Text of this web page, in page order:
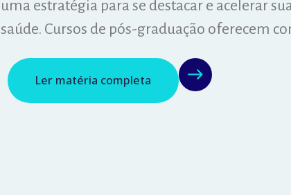
uma estratégia para se destacar e acelerar
saúde. Cursos de pós-graduação oferecem
Ler matéria completa